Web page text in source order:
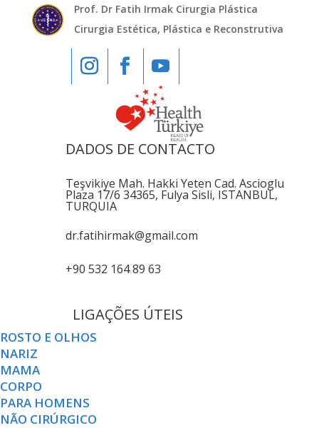
Prof. Dr Fatih Irmak Cirurgia Plástica
Cirurgia Estética, Plástica e Reconstrutiva
DADOS DE CONTACTO
Teşvikiye Mah. Hakki Yeten Cad. Ascioglu
Plaza 17/6 34365, Fulya Sisli, ISTANBUL,
TURQUIA
dr.fatihirmak@gmail.com
+90 532 164 89 63
LIGAÇÕES ÚTEIS
ROSTO E OLHOS
NARIZ
MAMA
CORPO
PARA HOMENS
NÃO CIRÚRGICO